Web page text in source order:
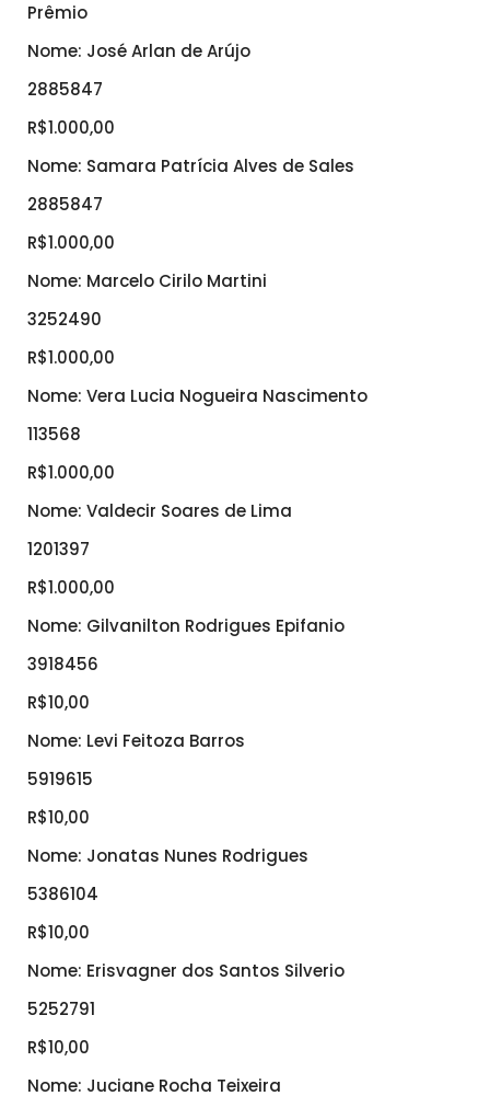
Prêmio
Nome: José Arlan de Arújo
2885847
R$1.000,00
Nome: Samara Patrícia Alves de Sales
2885847
R$1.000,00
Nome: Marcelo Cirilo Martini
3252490
R$1.000,00
Nome: Vera Lucia Nogueira Nascimento
113568
R$1.000,00
Nome: Valdecir Soares de Lima
1201397
R$1.000,00
Nome: Gilvanilton Rodrigues Epifanio
3918456
R$10,00
Nome: Levi Feitoza Barros
5919615
R$10,00
Nome: Jonatas Nunes Rodrigues
5386104
R$10,00
Nome: Erisvagner dos Santos Silverio
5252791
R$10,00
Nome: Juciane Rocha Teixeira